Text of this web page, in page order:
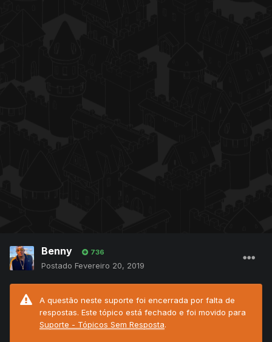
Benny 736
Postado Fevereiro 20, 2019
A questão neste suporte foi encerrada por falta de
respostas. Este tópico está fechado e foi movido para
Suporte - Tópicos Sem Resposta.